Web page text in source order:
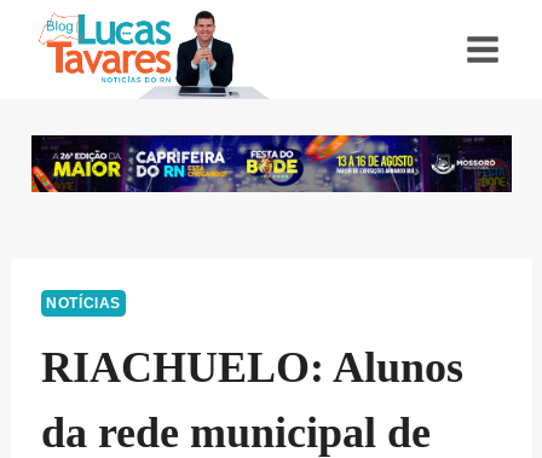
NOTÍCIAS
RIACHUELO: Alunos
da rede municipal de